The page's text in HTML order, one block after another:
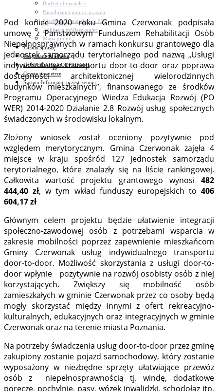
Budżet obywatelski
Nieodpłatna pomoc prawna
Niezbędnik mieszkańca PDF
Aplikacja mMieszkaniec
Mapa gminy
Załatw sprawę
Pozyskane fundusze
GOSPODARKA ODPADAMI
Czyste powietrze
System Informacji przestrzennej
Pod koniec 2020 roku Gmina Czerwonak podpisała
umowę z Państwowym Funduszem Rehabilitacji Osób
Niepełnosprawnych w ramach konkursu grantowego dla
jednostek samorządu terytorialnego pod nazwą „Usługi
indywidualnego transportu door-to-door oraz poprawa
dostępności architektonicznej wielorodzinnych
budynków mieszkalnych”, finansowanego ze środków
Programu Operacyjnego Wiedza Edukacja Rozwój (PO
WER) 2014-2020 Działanie 2.8 Rozwój usług społecznych
świadczonych w środowisku lokalnym.
Złożony wniosek został oceniony pozytywnie pod
względem merytorycznym. Gmina Czerwonak zajęła 4
miejsce w kraju spośród 127 jednostek samorządu
terytorialnego, które znalazły się na liście rankingowej.
Całkowita wartość projektu grantowego wynosi 482
444,40 zł, w tym wkład funduszy europejskich to 406
604,17 zł
Głównym celem projektu będzie ułatwienie integracji
społeczno-zawodowej osób z potrzebami wsparcia w
zakresie mobilności poprzez zapewnienie mieszkańcom
Gminy Czerwonak usług indywidualnego transportu
door-to-door. Możliwość skorzystania z usługi door-to-
door wpłynie pozytywnie na rozwój osobisty osób z niej
korzystających. Zwiększy się mobilność osób
zamieszkałych w gminie Czerwonak przez co osoby będą
mogły skorzystać między innymi z ofert rekreacyjno-
kulturalnych, edukacyjnych oraz integracyjnych w gminie
Czerwonak oraz na terenie miasta Poznania.
Na potrzeby świadczenia usług door-to-door przez gminę
zakupiony zostanie pojazd samochodowy, który zostanie
wyposażony w niezbędne sprzęty ułatwiające przewóz
osób z niepełnosprawnością tj. windę, dodatkowe
poręcze, pochylnię, pasy, wózek inwalidzki, schodołaz itp.